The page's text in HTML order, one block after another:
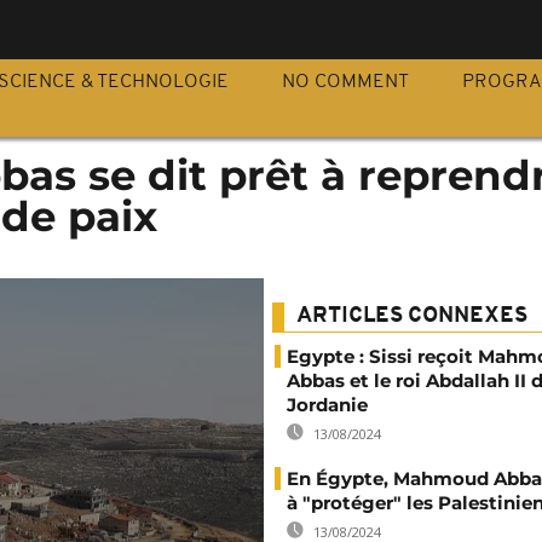
SCIENCE & TECHNOLOGIE NO COMMENT
se dit prêt à
paix
ARTICLES CONNEXES
Egypte : Sissi reçoit
Abbas et le roi Abdallah II
Jordanie
13/08/2024
En Égypte, Mahmoud
à "protéger" les
13/08/2024